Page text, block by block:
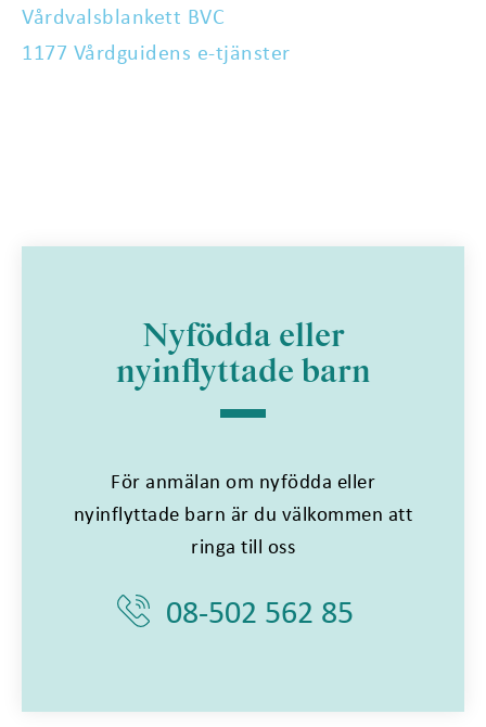
Vårdvalsblankett BVC
1177 Vårdguidens e-tjänster
Nyfödda eller
nyinflyttade barn
För anmälan om nyfödda eller
nyinflyttade barn är du välkommen att
ringa till oss
08-502 562 85